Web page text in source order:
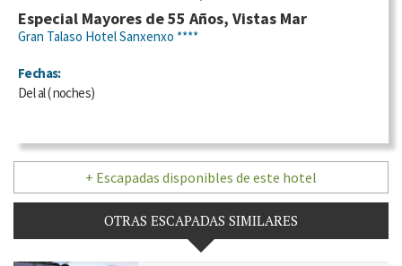
Especial Mayores de 55 Años, Vistas Mar
Gran Talaso Hotel Sanxenxo ****
Fechas:
Delal(noches)
+ Escapadas disponibles de este hotel
OTRAS ESCAPADAS SIMILARES